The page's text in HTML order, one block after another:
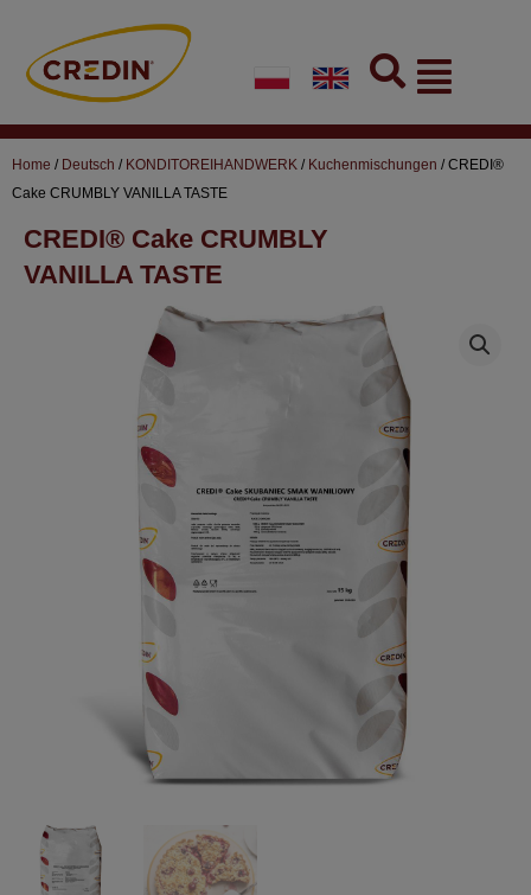
content
Flyout
Menu
Home / Deutsch / KONDITOREIHANDWERK / Kuchenmischungen / CREDI®
Cake CRUMBLY VANILLA TASTE
CREDI® Cake CRUMBLY
VANILLA TASTE